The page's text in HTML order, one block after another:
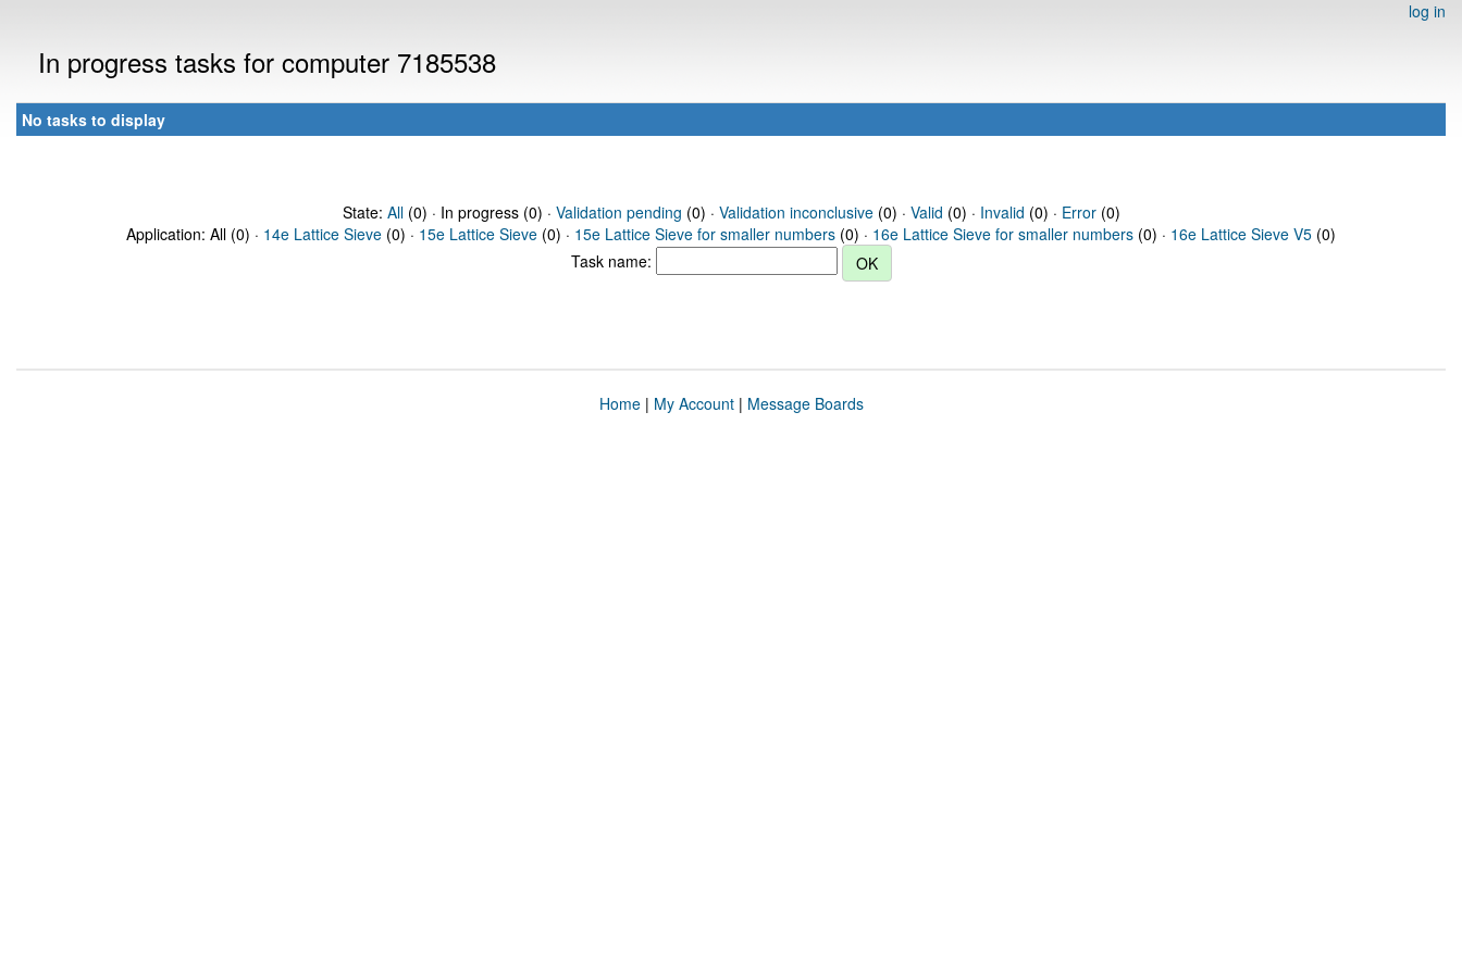
log in
In progress tasks for computer 7185538
No tasks to display
State: All(0) · In progress (0) · Validation pending (0) · Validation inconclusive(0) · Valid (0) · Invalid (0) · Error(0)
Application: All (0) · 14e Lattice Sieve (0) · 15e Lattice Sieve (0) · 15e Lattice Sieve for smaller numbers (0) · 16e Lattice Sieve for smaller numbers (0) · 16e Lattice Sieve V5 (0)
Task name:
Home| My Account| Message Boards